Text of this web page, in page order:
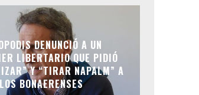
DENUNCIÓ A UN
LIBERTARIO QUE PIDIÓ
Y “TIRAR NAPALM” A
LOS BONAERENSES